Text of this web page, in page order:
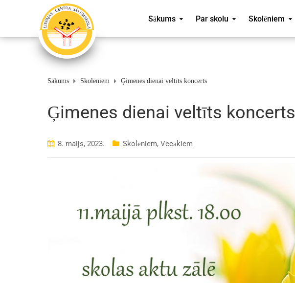
Sākums Par skolu Skolēniem
Sākums Skolēniem Ģimenes dienai veltīts koncerts
Ģimenes dienai veltīts koncerts
8. maijs, 2023. Skolēniem, Vecākiem